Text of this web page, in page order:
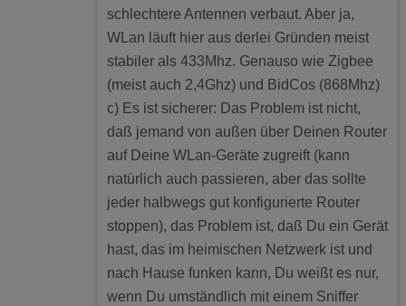
schlechtere Antennen verbaut. Aber ja,
WLan läuft hier aus derlei Gründen meist
stabiler als 433Mhz. Genauso wie Zigbee
(meist auch 2,4Ghz) und BidCos (868Mhz)
c) Es ist sicherer: Das Problem ist nicht,
daß jemand von außen über Deinen Router
auf Deine WLan-Geräte zugreift (kann
natürlich auch passieren, aber das sollte
jeder halbwegs gut konfigurierte Router
stoppen), das Problem ist, daß Du ein Gerät
hast, das im heimischen Netzwerk ist und
nach Hause funken kann, Du weißt es nur,
wenn Du umständlich mit einem Sniffer